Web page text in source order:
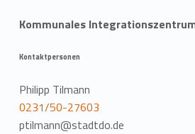
Kommunales
Kontaktpersonen
Philipp Tilmann
0231/50-27603
ptilmann@stadtdo.de